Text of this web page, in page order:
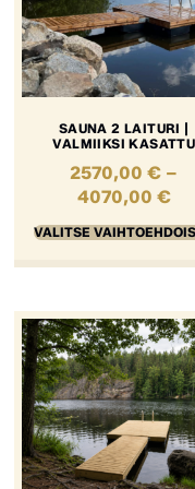
SAUNA 2 LAITURI |
VALMIIKSI KASATTU
2570,00€ –
4070,00 €
VALITSE